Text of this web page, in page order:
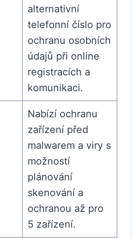
alternativní
telefonní číslo pro
ochranu osobních
údajů při online
registracích a
komunikaci.
Nabízí ochranu
zařízení před
malwarem a viry s
možností
plánování
skenování a
ochranou až pro
5 zařízení.